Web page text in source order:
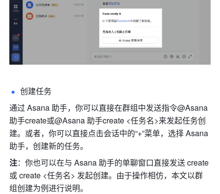
创建任务
通过 Asana 助手，你可以直接在群组中发送指令@Asana
助手create或@Asana 助手create <任务名>来发起任务创
建。或者，你可以直接点击会话中的“+”菜单，选择 Asana
助手，创建新的任务。
注：你也可以在与 Asana 助手的单聊窗口直接发送 create
或 create <任务名> 发起创建。由于操作相仿，本文以群
组创建为例进行说明。